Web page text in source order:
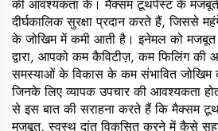
की आवश्यकता के। मैक्सम टूथपेस्ट के
दीर्घकालिक सुरक्षा प्रदान करते हैं, जिससे
के जोखिम में कमी आती है। इनेमल को
द्वारा, आपको कम कैविटीज़, कम फिलिंग की
समस्याओं के विकास के कम संभावित जोखिम
जिनके लिए व्यापक उपचार की आवश्यकता
से इस बात की सराहना करते हैं कि मैक्सम
मजबूत, स्वस्थ दांत विकसित करने में कैसे